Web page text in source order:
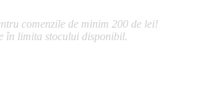
comenzile de minim 200 de lei!
în limita stocului disponibil.